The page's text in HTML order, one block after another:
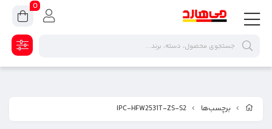
برچسب‌ها IPC-HFW2531T-ZS-S2
0